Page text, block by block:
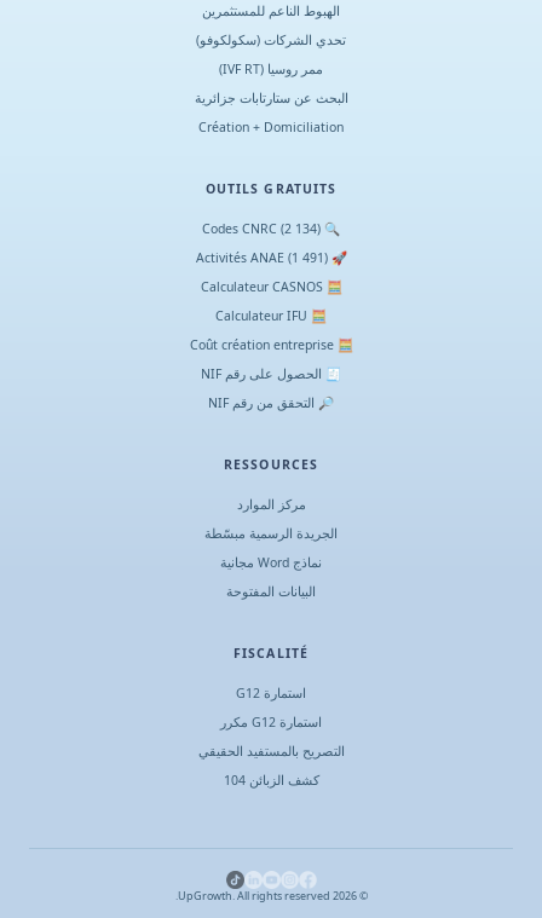
الهبوط الناعم للمستثمرين
تحدي الشركات (سكولكوفو)
ممر روسيا (IVF RT)
البحث عن ستارتابات جزائرية
Création + Domiciliation
OUTILS GRATUITS
🔍 Codes CNRC (2 134)
🚀 Activités ANAE (1 491)
🧮 Calculateur CASNOS
🧮 Calculateur IFU
🧮 Coût création entreprise
🧾 الحصول على رقم NIF
🔎 التحقق من رقم NIF
RESSOURCES
مركز الموارد
الجريدة الرسمية مبسّطة
نماذج Word مجانية
البيانات المفتوحة
FISCALITÉ
استمارة G12
استمارة G12 مكرر
التصريح بالمستفيد الحقيقي
كشف الزبائن 104
©
2026